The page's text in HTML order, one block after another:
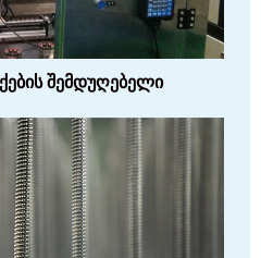
შემდუღებელი